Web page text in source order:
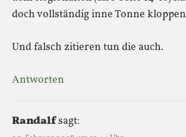
doch vollständig inne Tonne
Und falsch zitieren tun die auch.
Antworten
Randalfsagt: